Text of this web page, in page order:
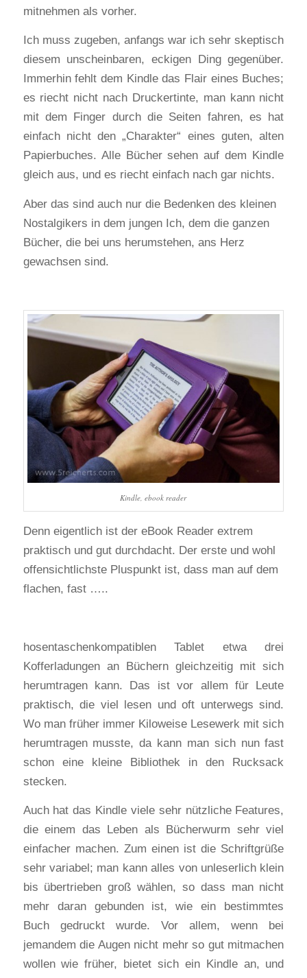
mitnehmen als vorher.
Ich muss zugeben, anfangs war ich sehr skeptisch
diesem unscheinbaren, eckigen Ding gegenüber.
Immerhin fehlt dem Kindle das Flair eines Buches;
es riecht nicht nach Druckertinte, man kann nicht
mit dem Finger durch die Seiten fahren, es hat
einfach nicht den „Charakter“ eines guten, alten
Papierbuches. Alle Bücher sehen auf dem Kindle
gleich aus, und es riecht einfach nach gar nichts.
Aber das sind auch nur die Bedenken des kleinen
Nostalgikers in dem jungen Ich, dem die ganzen
Bücher, die bei uns herumstehen, ans Herz
gewachsen sind.
Kindle, ebook reader
Denn eigentlich ist der eBook Reader extrem
praktisch und gut durchdacht. Der erste und wohl
offensichtlichste Pluspunkt ist, dass man auf dem
flachen, fast …..
hosentaschenkompatiblen Tablet etwa drei
Kofferladungen an Büchern gleichzeitig mit sich
herumtragen kann. Das ist vor allem für Leute
praktisch, die viel lesen und oft unterwegs sind.
Wo man früher immer Kiloweise Lesewerk mit sich
herumtragen musste, da kann man sich nun fast
schon eine kleine Bibliothek in den Rucksack
stecken.
Auch hat das Kindle viele sehr nützliche Features,
die einem das Leben als Bücherwurm sehr viel
einfacher machen. Zum einen ist die Schriftgrüße
sehr variabel; man kann alles von unleserlich klein
bis übertrieben groß wählen, so dass man nicht
mehr daran gebunden ist, wie ein bestimmtes
Buch gedruckt wurde. Vor allem, wenn bei
jemandem die Augen nicht mehr so gut mitmachen
wollen wie früher, bietet sich ein Kindle an, und